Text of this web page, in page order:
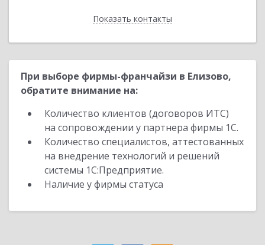
Показать контакты
Назад
При выборе фирмы-франчайзи в Елизово,
обратите внимание на:
Количество клиентов (договоров ИТС)
на сопровождении у партнера фирмы 1С.
Количество специалистов, аттестованных
на внедрение технологий и решений
системы 1С:Предприятие.
Наличие у фирмы статуса